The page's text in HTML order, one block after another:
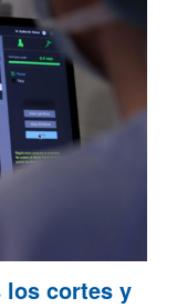
los cortes y